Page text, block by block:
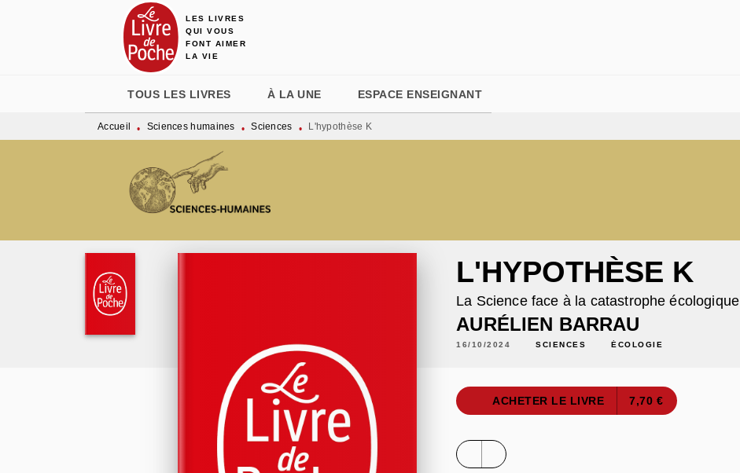
MENU RECHERCHE
LES LIVRES
QUI VOUS
FONT AIMER
LA VIE
TOUS LES LIVRES À LA UNE ESPACE ENSEIGNANT
Accueil • Sciences humaines • Sciences • L'hypothèse K
L'HYPOTHÈSE K
La Science face à la catastrophe écologique
AURÉLIEN BARRAU
16/10/2024 SCIENCES ÉCOLOGIE
ACHETER LE LIVRE 7,70 €